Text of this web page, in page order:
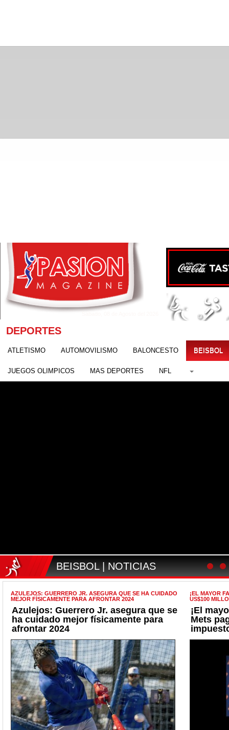
DEPORTES
ATLETISMO AUTOMOVILISMO BALONCESTO BEISBOL
JUEGOS OLIMPICOS MAS DEPORTES NFL
BEISBOL | NOTICIAS
AZULEJOS: GUERRERO JR. ASEGURA QUE SE HA CUIDADO
MEJOR FÍSICAMENTE PARA AFRONTAR 2024
Azulejos: Guerrero Jr. asegura que se
ha cuidado mejor físicamente para
afrontar 2024
¡EL MAYOR
US$100
¡El
Mets